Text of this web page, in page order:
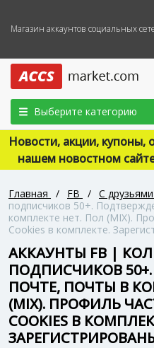
Магазин аккаунтов социальных
Выберите категорию
Новости, акции, купоны,
нашем новостном
Главная / FB / С друзьями
подписчиков 50+.
комплекте нет. Пол (MIX).
Cookies в комплекте.
АККАУНТЫ FB |
ПОДПИСЧИКОВ
ПОЧТЕ, ПОЧТЫ В
(MIX). ПРОФИЛЬ
COOKIES В
ЗАРЕГИСТРИРОВАНЫ